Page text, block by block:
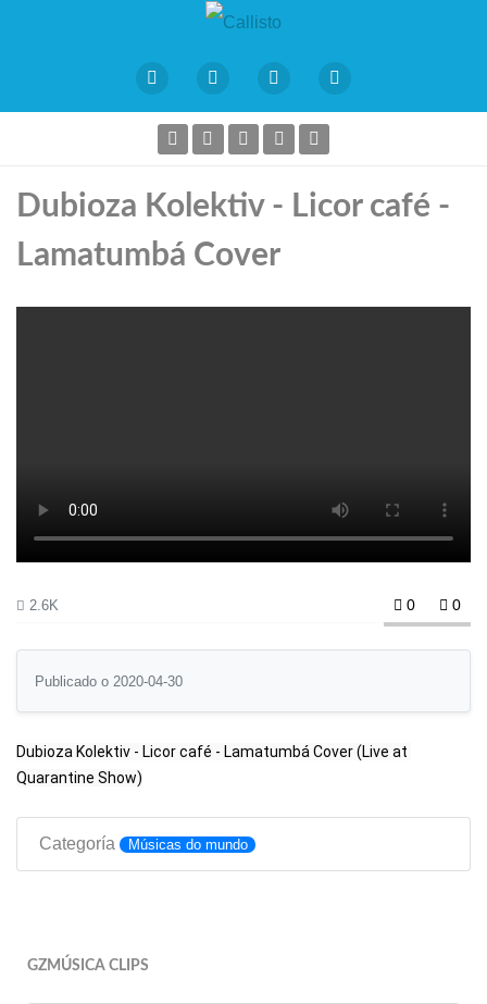
Dubioza Kolektiv - Licor café -
Lamatumbá Cover
2.6K 0 0
Publicado o 2020-04-30
Dubioza Kolektiv - Licor café - Lamatumbá Cover (Live at
Quarantine Show)
Categoría Músicas do mundo
GZMÚSICA CLIPS